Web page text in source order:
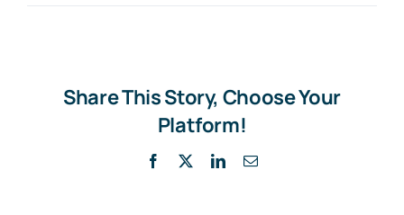
Share This Story, Choose Your
Platform!
Facebook LinkedInEmail